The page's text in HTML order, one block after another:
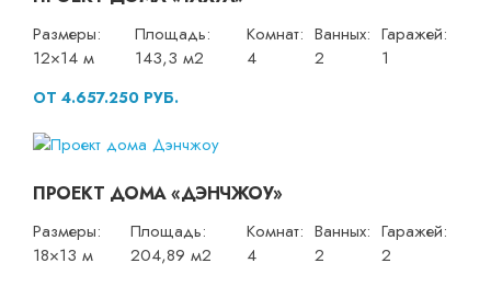
Размеры:
12×14 м
Площадь:
143,3 м2
Комнат:
4
Ванных:
2
Гаражей:
1
ОТ 4.657.250 РУБ.
ПРОЕКТ ДОМА «ДЭНЧЖОУ»
Размеры:
18×13 м
Площадь:
204,89 м2
Комнат:
4
Ванных:
2
Гаражей:
2